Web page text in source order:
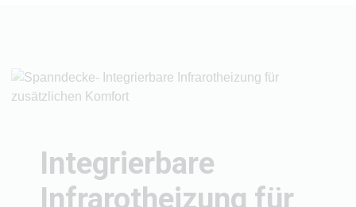
Integrierbare
Infrarotheizung für